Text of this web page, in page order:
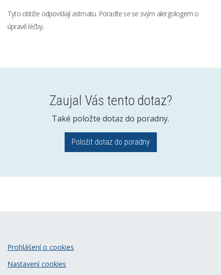
Tyto obtíže odpovídají astmatu. Poraďte se se svým alergologem o
úpravě léčby.
Zaujal Vás tento dotaz?
Také položte dotaz do poradny.
Položit dotaz do poradny
Prohlášení o cookies
Nastavení cookies